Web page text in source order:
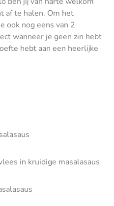
af te halen. Om het
ook nog eens van 2
wanneer je geen zin hebt
hebt aan een heerlijke
in kruidige masalasaus